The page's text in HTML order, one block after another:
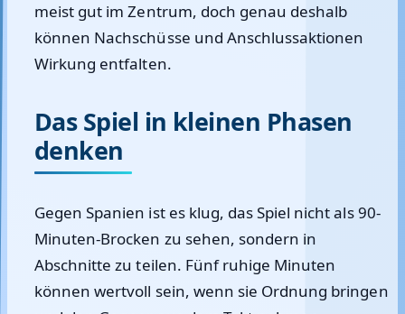
meist gut im Zentrum, doch genau deshalb
können Nachschüsse und Anschlussaktionen
Wirkung entfalten.
Das Spiel in kleinen Phasen
denken
Gegen Spanien ist es klug, das Spiel nicht als 90-
Minuten-Brocken zu sehen, sondern in
Abschnitte zu teilen. Fünf ruhige Minuten
können wertvoll sein, wenn sie Ordnung bringen